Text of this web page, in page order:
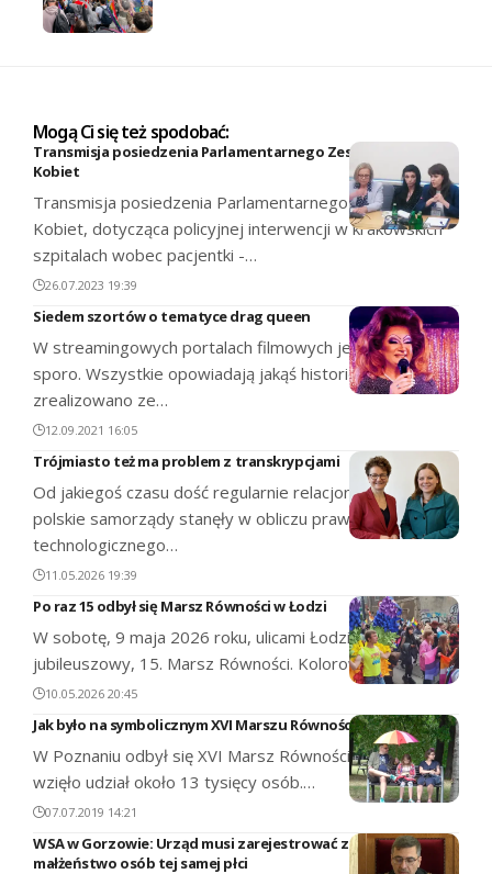
Mogą Ci się też spodobać:
Transmisja posiedzenia Parlamentarnego Zespołu Praw
Kobiet
Transmisja posiedzenia Parlamentarnego Zespołu Praw
Kobiet, dotycząca policyjnej interwencji w krakowskich
szpitalach wobec pacjentki -…
26.07.2023 19:39
Siedem szortów o tematyce drag queen
W streamingowych portalach filmowych jest ich całkiem
sporo. Wszystkie opowiadają jakąś historię, niektóre
zrealizowano ze…
12.09.2021 16:05
Trójmiasto też ma problem z transkrypcjami
Od jakiegoś czasu dość regularnie relacjonujemy, jak
polskie samorządy stanęły w obliczu prawnego i
technologicznego…
11.05.2026 19:39
Po raz 15 odbył się Marsz Równości w Łodzi
W sobotę, 9 maja 2026 roku, ulicami Łodzi przeszedł
jubileuszowy, 15. Marsz Równości. Kolorowy i…
10.05.2026 20:45
Jak było na symbolicznym XVI Marszu Równości?
W Poznaniu odbył się XVI Marsz Równości, w którym
wzięło udział około 13 tysięcy osób.…
07.07.2019 14:21
WSA w Gorzowie: Urząd musi zarejestrować zagraniczne
małżeństwo osób tej samej płci